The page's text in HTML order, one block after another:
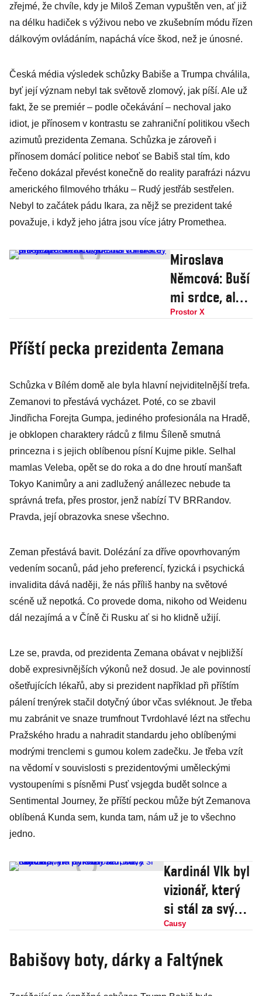
zřejmé, že chvíle, kdy je Miloš Zeman vypuštěn ven, ať již
na délku hadiček s výživou nebo ve zkušebním módu řízen
dálkovým ovládáním, napáchá více škod, než je únosné.
Česká média výsledek schůzky Babiše a Trumpa chválila,
byť její význam nebyl tak světově zlomový, jak píší. Ale už
fakt, že se premiér – podle očekávání – nechoval jako
idiot, je přínosem v kontrastu se zahraniční politikou všech
azimutů prezidenta Zemana. Schůzka je zároveň i
přínosem domácí politice neboť se Babiš stal tím, kdo
řečeno dokázal převést konečně do reality parafrázi názvu
amerického filmového trháku – Rudý jestřáb sestřelen.
Nebyl to začátek pádu Ikara, za nějž se prezident také
považuje, i když jeho játra jsou více játry Promethea.
Miroslava
Němcová: Buší
mi srdce, ale
nevzdám to.
chtějí zpět
mu o miliardy
pro sebe
Prostor X
Příští pecka prezidenta Zemana
Schůzka v Bílém domě ale byla hlavní nejviditelnější trefa.
Zemanovi to přestává vycházet. Poté, co se zbavil
Jindřicha Forejta Gumpa, jediného profesionála na Hradě,
je obklopen charaktery rádců z filmu Šíleně smutná
princezna i s jejich oblíbenou písní Kujme pikle. Selhal
mamlas Veleba, opět se do roka a do dne hroutí manšaft
Tokyo Kanimůry a ani zadlužený anállezec nebude ta
správná trefa, přes prostor, jenž nabízí TV BRRandov.
Pravda, její obrazovka snese všechno.
Zeman přestává bavit. Dolézání za dříve opovrhovaným
vedením socanů, pád jeho preferencí, fyzická i psychická
invalidita dává naději, že nás příliš hanby na světové
scéně už nepotká. Co provede doma, nikoho od Weidenu
dál nezajímá a v Číně či Rusku ať si ho klidně užijí.
Lze se, pravda, od prezidenta Zemana obávat v nejbližší
době expresivnějších výkonů než dosud. Je ale povinností
ošetřujících lékařů, aby si prezident například při příštím
pálení trenýrek stačil dotyčný úbor včas svléknout. Je třeba
mu zabránit ve snaze trumfnout Tvrdohlavé lézt na střechu
Pražského hradu a nahradit standardu jeho oblíbenými
modrými trenclemi s gumou kolem zadečku. Je třeba vzít
na vědomí v souvislosti s prezidentovými uměleckými
vystoupeními s písněmi Pusť vsjegda budět solnce a
Sentimental Journey, že příští peckou může být Zemanova
oblíbená Kunda sem, kunda tam, nám už je to všechno
jedno.
Kardinál Vlk byl
vizionář, který
si stál za svým
a nebál se.
ale příklady
Causy
Babišovy boty, dárky a Faltýnek